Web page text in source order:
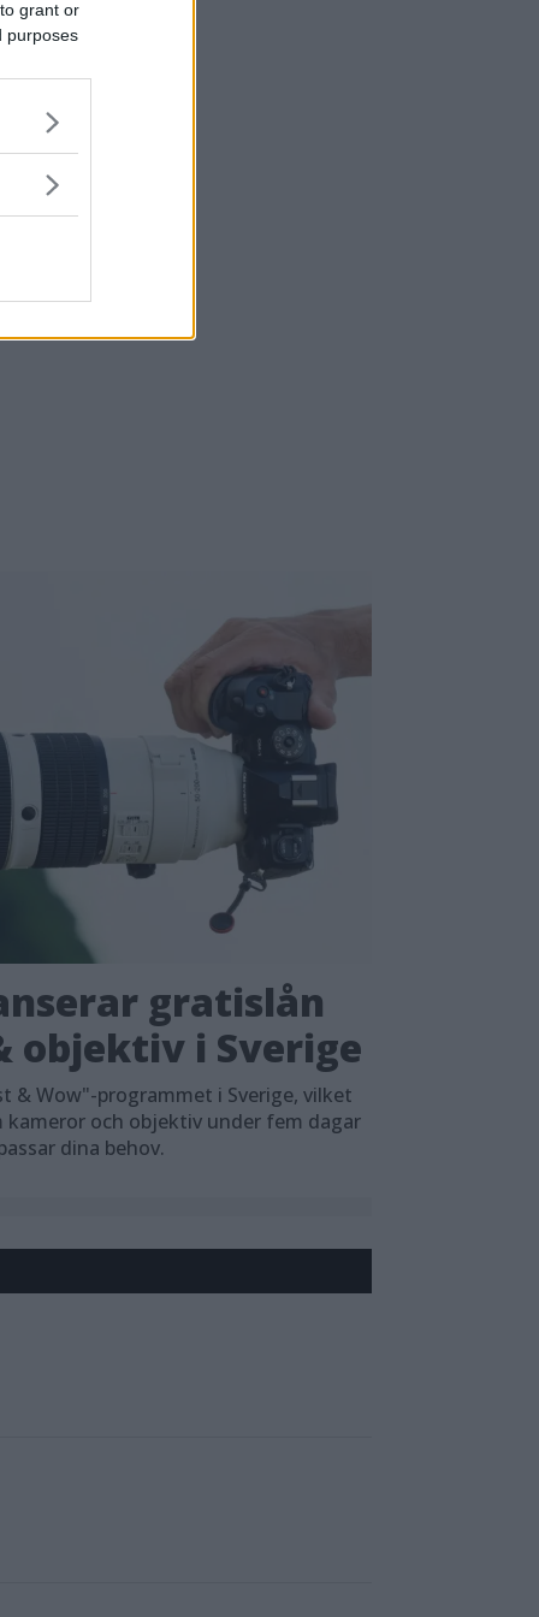
grant or
purposes
gratislån
objektiv i Sverige
& Wow"-programmet i Sverige, vilket
och objektiv under fem dagar
dina behov.